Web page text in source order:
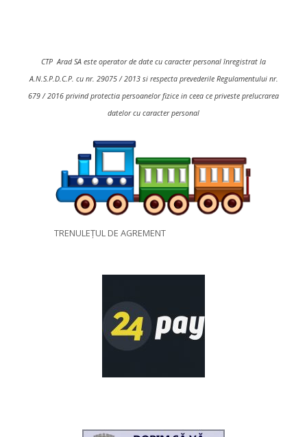
CTP Arad SA este operator de date cu caracter personal înregistrat la
A.N.S.P.D.C.P. cu nr. 29075 / 2013 si respecta prevederile Regulamentului nr.
679 / 2016 privind protectia persoanelor fizice in ceea ce priveste prelucrarea
datelor cu caracter personal
TRENULEȚUL DE AGREMENT